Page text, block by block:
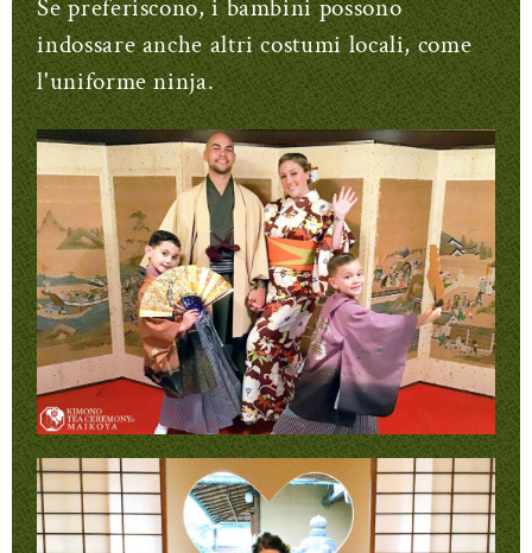
Se preferiscono, i bambini possono
indossare anche altri costumi locali, come
l'uniforme ninja.